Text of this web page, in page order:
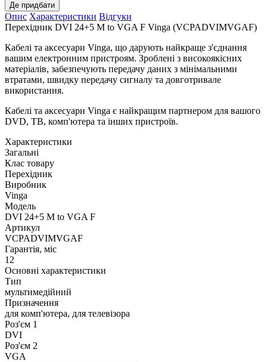
Де придбати
Опис Характеристики Відгуки
Перехідник DVI 24+5 M to VGA F Vinga (VCPADVIMVGAF)
Кабелі та аксесуари Vinga, що дарують найкраще з'єднання
вашим електронним пристроям. Зроблені з високоякісних
матеріалів, забезпечують передачу даних з мінімальними
втратами, швидку передачу сигналу та довготривале
використання.
Кабелі та аксесуари Vinga є найкращим партнером для вашого
DVD, TB, комп'ютера та інших пристроїв.
Характеристики
Загальні
Клас товару
Перехідник
Виробник
Vinga
Модель
DVI 24+5 M to VGA F
Артикул
VCPADVIMVGAF
Гарантія, міс
12
Основні характеристики
Тип
мультимедійний
Призначення
для комп'ютера, для телевізора
Роз'єм 1
DVI
Роз'єм 2
VGA